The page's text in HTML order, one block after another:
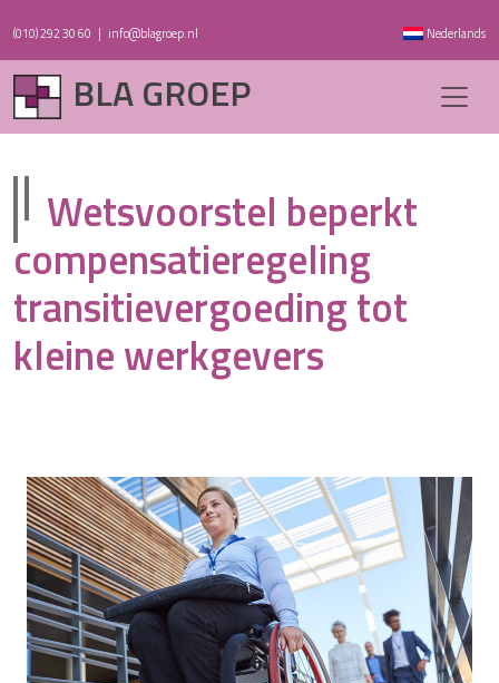
(010) 292 30 60 | info@blagroep.nl Nederlands
BLA GROEP
Wetsvoorstel beperkt
compensatieregeling
transitievergoeding tot
kleine werkgevers